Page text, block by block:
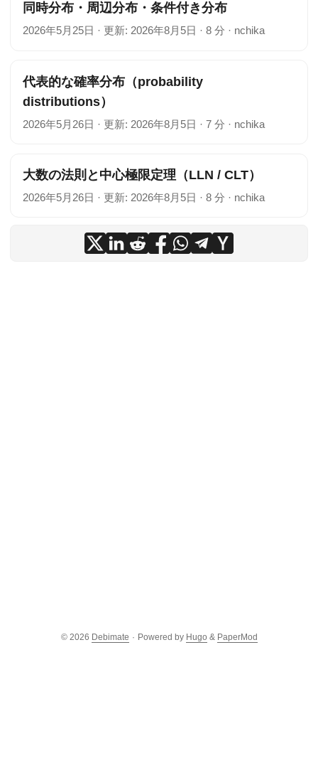
同時分布・周辺分布・条件付き分布
2026年5月25日 · 更新: 2026年8月5日 · 8 分 · nchika
代表的な確率分布（probability
distributions）
2026年5月26日 · 更新: 2026年8月5日 · 7 分 · nchika
大数の法則と中心極限定理（LLN / CLT）
2026年5月26日 · 更新: 2026年8月5日 · 8 分 · nchika
© 2026 Debimate · Powered by Hugo & PaperMod